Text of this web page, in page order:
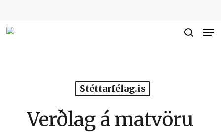
Stéttarfélag.is
Verðlag á matvöru
Close